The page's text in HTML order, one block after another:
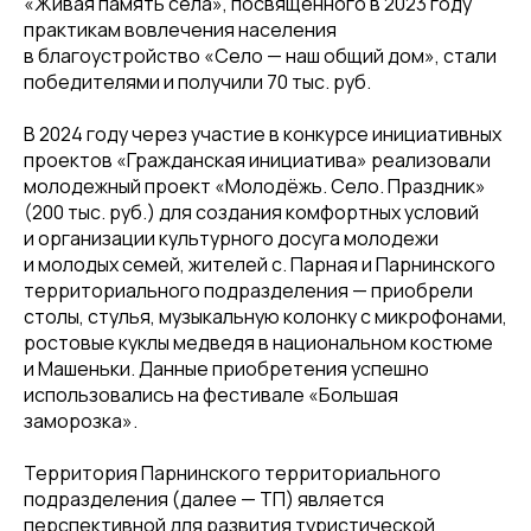
практикам вовлечения населения
в благоустройство «Село — наш общий дом», стали
победителями и получили 70 тыс. руб.
В 2024 году через участие в конкурсе инициативных
проектов «Гражданская инициатива» реализовали
молодежный проект «Молодёжь. Село. Праздник»
(200 тыс. руб.) для создания комфортных условий
и организации культурного досуга молодежи
и молодых семей, жителей с. Парная и Парнинского
территориального подразделения — приобрели
столы, стулья, музыкальную колонку с микрофонами,
ростовые куклы медведя в национальном костюме
и Машеньки. Данные приобретения успешно
использовались на фестивале «Большая
заморозка».
Территория Парнинского территориального
подразделения (далее — ТП) является
перспективной для развития туристической